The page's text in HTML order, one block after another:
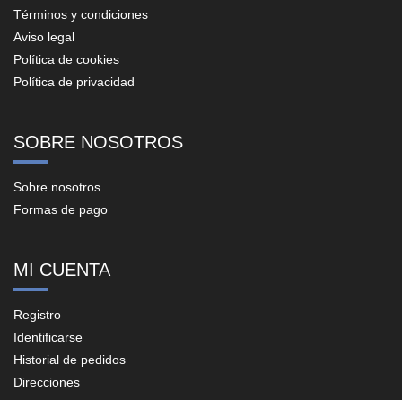
Términos y condiciones
Aviso legal
Política de cookies
Política de privacidad
SOBRE NOSOTROS
Sobre nosotros
Formas de pago
MI CUENTA
Registro
Identificarse
Historial de pedidos
Direcciones